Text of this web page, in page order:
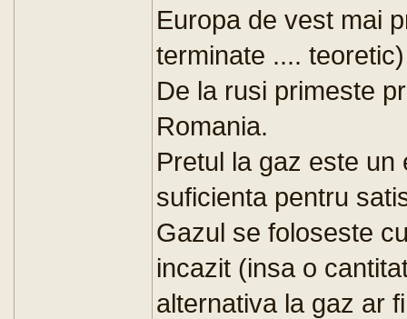
Europa de vest mai
terminate .... teoretic)
De la rusi primeste
Romania.
Pretul la gaz este
suficienta pentru
Gazul se foloseste
incazit (insa o
alternativa la gaz ar